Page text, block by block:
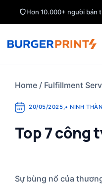
Hơn 10.000+ người bán
Home / Fulfillment
20/05/2025,• NINH
Top 7 công
Sự bùng nổ của